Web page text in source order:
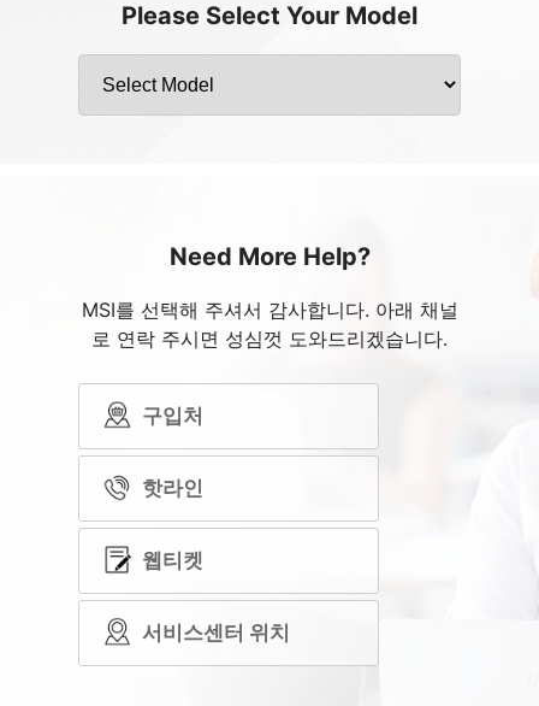
Please Select Your Model
Need More Help?
MSI를 선택해 주셔서 감사합니다. 아래 채널
로 연락 주시면 성심껏 도와드리겠습니다.
구입처
핫라인
웹티켓
서비스센터 위치